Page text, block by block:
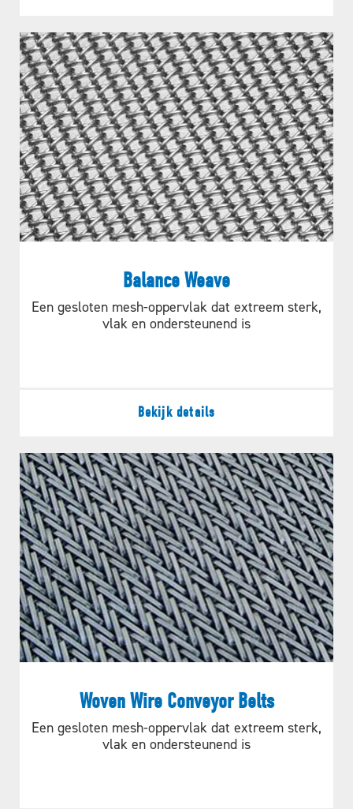
Balance Weave
Een gesloten mesh-oppervlak dat extreem sterk,
vlak en ondersteunend is
Bekijk details
Woven Wire Conveyor Belts
Een gesloten mesh-oppervlak dat extreem sterk,
vlak en ondersteunend is